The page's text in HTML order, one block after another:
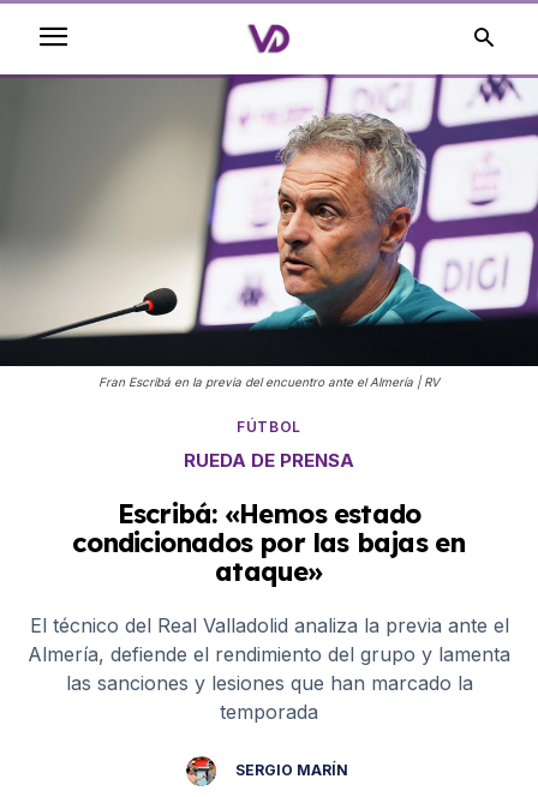
Fran Escribá en la previa del encuentro ante el Almería | RV
FÚTBOL
RUEDA DE PRENSA
Escribá: «Hemos estado
condicionados por las bajas en
ataque»
El técnico del Real Valladolid analiza la previa ante el
Almería, defiende el rendimiento del grupo y lamenta
las sanciones y lesiones que han marcado la
temporada
SERGIO MARÍN